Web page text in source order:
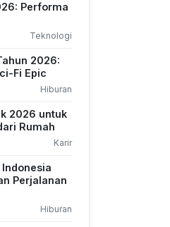
Performa
Teknologi
2026:
Fi Epic
Hiburan
2026 untuk
Rumah
Karir
Perjalanan
Hiburan